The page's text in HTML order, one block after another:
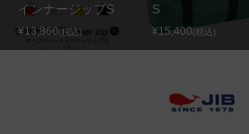
インナージップS
¥13,860(税込)
S
¥15,400(税込)